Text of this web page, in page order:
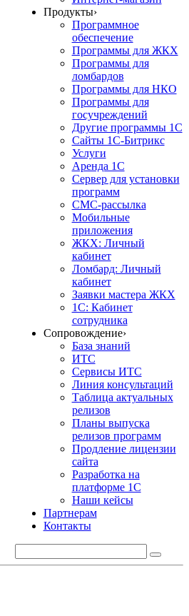
Продукты›
Программное
обеспечение
Программы для ЖКХ
Программы для
ломбардов
Программы для НКО
Программы для
госучреждений
Другие программы 1С
Сайты 1С-Битрикс
Услуги
Аренда 1С
Сервер для установки
программ
СМС-рассылка
Мобильные
приложения
ЖКХ: Личный
кабинет
Ломбард: Личный
кабинет
Заявки мастера ЖКХ
1С: Кабинет
сотрудника
Сопровождение›
База знаний
ИТС
Сервисы ИТС
Линия консультаций
Таблица актуальных
релизов
Планы выпуска
релизов программ
Продление лицензии
сайта
Разработка на
платформе 1С
Наши кейсы
Партнерам
Контакты